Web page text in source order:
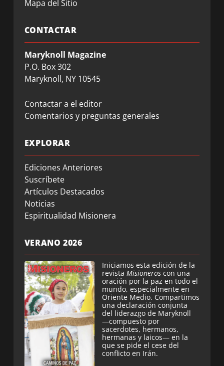
Mapa del Sitio
CONTACTAR
Maryknoll Magazine
P.O. Box 302
Maryknoll, NY 10545
Contactar a el editor
Comentarios y preguntas generales
EXPLORAR
Ediciones Anteriores
Suscríbete
Artículos Destacados
Noticias
Espiritualidad Misionera
VERANO 2026
Iniciamos esta edición de la
revista Misioneros con una
oración por la paz en todo el
mundo, especialmente en
Oriente Medio. Compartimos
una declaración conjunta
del liderazgo de Maryknoll
—compuesto por
sacerdotes, hermanos,
hermanas y laicos— en la
que se pide el cese del
conflicto en Irán.